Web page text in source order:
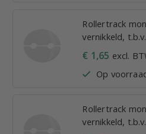
Rollertrack
vernikkeld,
€ 1,65 excl.
Op
Rollertrack
vernikkeld,